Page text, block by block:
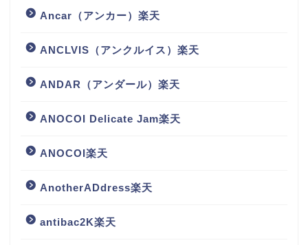
Ancar（アンカー）楽天
ANCLVIS（アンクルイス）楽天
ANDAR（アンダール）楽天
ANOCOI Delicate Jam楽天
ANOCOI楽天
AnotherADdress楽天
antibac2K楽天